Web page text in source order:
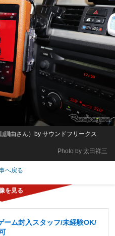
Photo by 太田祥三
訓由さん）by サウンドフリークス
へ戻る
ーム封入スタッフ/未経験OK/